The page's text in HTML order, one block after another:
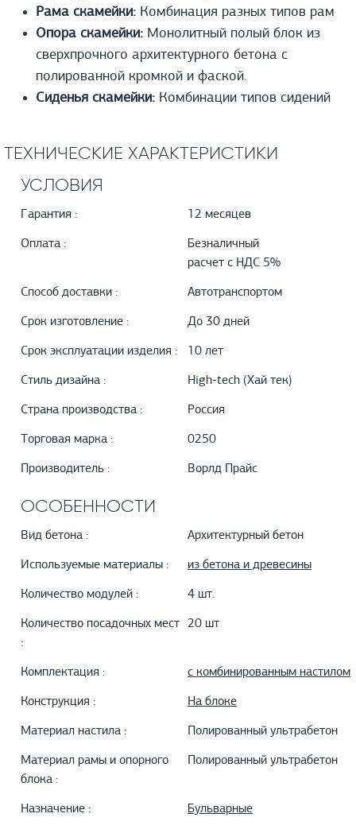
Рама скамейки: Комбинация разных типов рам
Опора скамейки: Монолитный полый блок из
сверхпрочного архитектурного бетона с
полированной кромкой и фаской.
Сиденья скамейки: Комбинации типов сидений
ТЕХНИЧЕСКИЕ ХАРАКТЕРИСТИКИ
УСЛОВИЯ
Гарантия : 12 месяцев
Оплата :
Безналичный
расчет с НДС 5%
Способ доставки : Автотранспортом
Срок изготовление : До 30 дней
Срок эксплуатации изделия : 10 лет
Стиль дизайна : High-tech (Хай тек)
Страна производства : Россия
Торговая марка : 0250
Производитель : Ворлд Прайс
ОСОБЕННОСТИ
Вид бетона : Архитектурный бетон
Используемые материалы : из бетона и древесины
Количество модулей : 4 шт.
Количество посадочных мест
:
20 шт
Комплектация : с комбинированным настилом
Конструкция : На блоке
Материал настила : Полированный ультрабетон
Материал рамы и опорного
блока :
Полированный ультрабетон
Назначение : Бульварные